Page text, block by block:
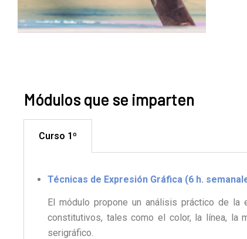
Módulos que se imparten
Curso 1º
Técnicas de Expresión Gráfica (6 h.
El módulo propone un análisis práctico de
constitutivos, tales como el color, la línea, la
serigráfico.